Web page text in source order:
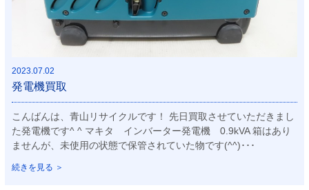
2023.07.02
発電機買取
こんばんは、青山リサイクルです！ 先日買取させていただきまし
た発電機です^ ^ マキタ インバーター発電機 0.9kVA 箱はあり
ませんが、未使用の状態で保管されていた物です(^^)･･･
続きを見る ＞